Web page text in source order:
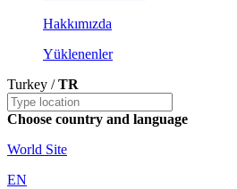
Hakkımızda
Yüklenenler
Turkey /TR
Choose country and language
World Site
EN